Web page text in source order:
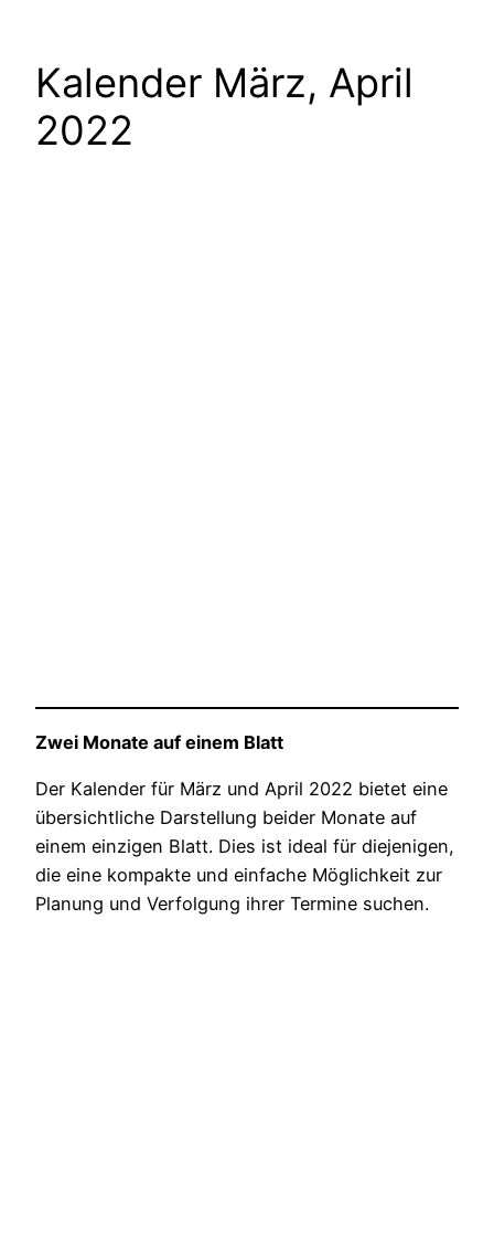
Kalender März, April
2022
Zwei Monate auf einem Blatt
Der Kalender für März und April 2022 bietet eine
übersichtliche Darstellung beider Monate auf
einem einzigen Blatt. Dies ist ideal für diejenigen,
die eine kompakte und einfache Möglichkeit zur
Planung und Verfolgung ihrer Termine suchen.